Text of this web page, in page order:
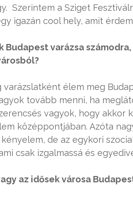
Szerintem a Sziget
igazán cool hely, amit
Budapest varázsa
varázslatként élem meg
tovább menni, ha
vagyok, hogy akkor
középpontjában. Azóta
de az egykori
csak izgalmassá és
az idősek városa